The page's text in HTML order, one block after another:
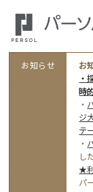
オフィス案内
お知らせ
お
・
時
・
ジ
テ
・
し
★
パ